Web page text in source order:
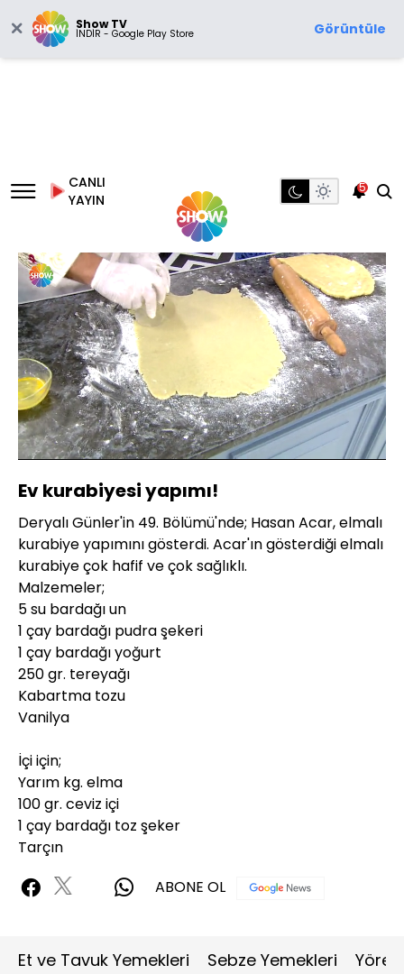
Show TV
İNDİR - Google Play Store Görüntüle
CANLI
YAYIN
5
Sesi
Aç
480P
Yüklendi:
10.54%
Oynatma
Hızı
Ev kurabiyesi yapımı!
Deryalı Günler'in 49. Bölümü'nde; Hasan Acar, elmalı
kurabiye yapımını gösterdi. Acar'ın gösterdiği elmalı
kurabiye çok hafif ve çok sağlıklı.
Malzemeler;
5 su bardağı un
1 çay bardağı pudra şekeri
1 çay bardağı yoğurt
250 gr. tereyağı
Kabartma tozu
Vanilya
İçi için;
Yarım kg. elma
100 gr. ceviz içi
1 çay bardağı toz şeker
Tarçın
ABONE OL
Et ve Tavuk Yemekleri Sebze Yemekleri